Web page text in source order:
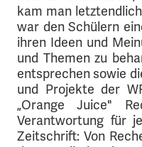
kam man
war den Schülern
ihren Ideen und
und Themen zu
entsprechen sowie
und Projekte der
„Orange Juice"
Verantwortung für
Zeitschrift: Von